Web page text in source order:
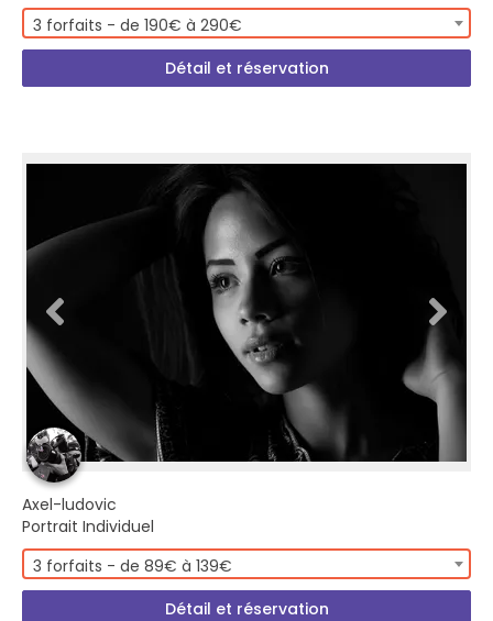
3 forfaits - de 190€ à 290€
Détail et réservation
Axel-ludovic
Portrait Individuel
3 forfaits - de 89€ à 139€
Détail et réservation